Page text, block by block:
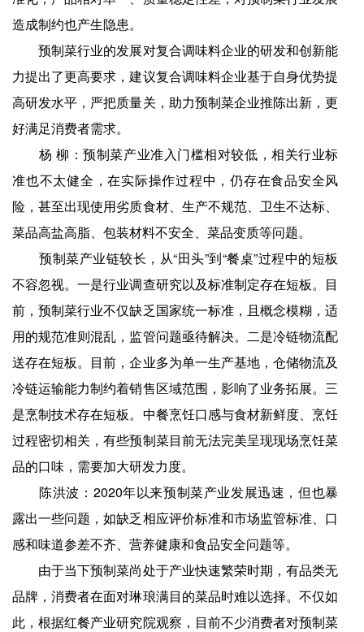
造成制约也产生隐患。
预制菜行业的发展对复合调味料企业的研发和创新能
力提出了更高要求，建议复合调味料企业基于自身优势提
高研发水平，严把质量关，助力预制菜企业推陈出新，更
好满足消费者需求。
杨 柳：预制菜产业准入门槛相对较低，相关行业标
准也不太健全，在实际操作过程中，仍存在食品安全风
险，甚至出现使用劣质食材、生产不规范、卫生不达标、
菜品高盐高脂、包装材料不安全、菜品变质等问题。
预制菜产业链较长，从“田头”到“餐桌”过程中的短板
不容忽视。一是行业调查研究以及标准制定存在短板。目
前，预制菜行业不仅缺乏国家统一标准，且概念模糊，适
用的规范准则混乱，监管问题亟待解决。二是冷链物流配
送存在短板。目前，企业多为单一生产基地，仓储物流及
冷链运输能力制约着销售区域范围，影响了业务拓展。三
是烹制技术存在短板。中餐烹饪口感与食材新鲜度、烹饪
过程密切相关，有些预制菜目前无法完美呈现现场烹饪菜
品的口味，需要加大研发力度。
陈洪波：2020年以来预制菜产业发展迅速，但也暴
露出一些问题，如缺乏相应评价标准和市场监管标准、口
感和味道参差不齐、营养健康和食品安全问题等。
由于当下预制菜尚处于产业快速繁荣时期，有品类无
品牌，消费者在面对琳琅满目的菜品时难以选择。不仅如
此，根据红餐产业研究院观察，目前不少消费者对预制菜